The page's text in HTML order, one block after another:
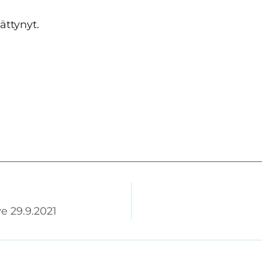
29.9.2021